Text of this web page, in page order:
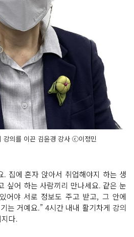
강의를 이끈 김윤경 강사 ⓒ이정민
. 집에 혼자 앉아서 취업해야지 하는 생
싶어 하는 사람끼리 만나세요. 같은 눈
어야 서로 정보도 주고 받고, 그 안에
는 거예요.” 4시간 내내 활기차게 강의
다.